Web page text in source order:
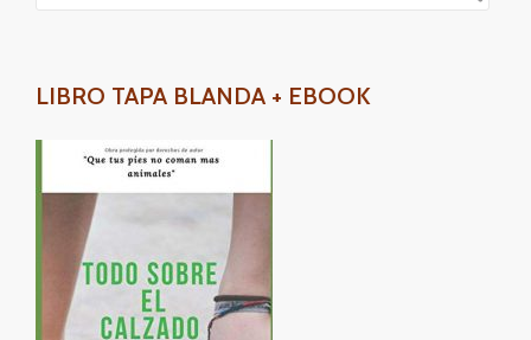
LIBRO TAPA BLANDA + EBOOK